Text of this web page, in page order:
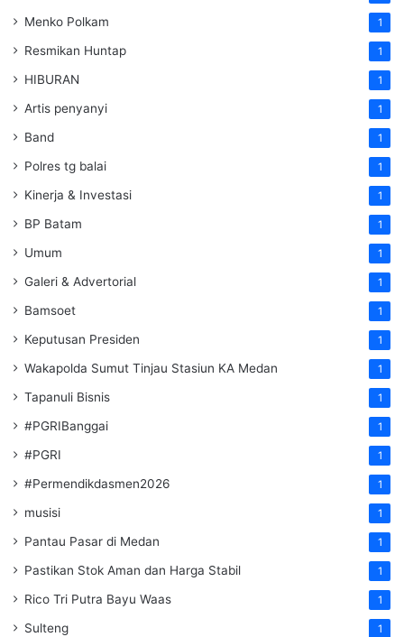
Menko Polkam 1
Resmikan Huntap 1
HIBURAN 1
Artis penyanyi 1
Band 1
Polres tg balai 1
Kinerja & Investasi 1
BP Batam 1
Umum 1
Galeri & Advertorial 1
Bamsoet 1
Keputusan Presiden 1
Wakapolda Sumut Tinjau Stasiun KA Medan 1
Tapanuli Bisnis 1
#PGRIBanggai 1
#PGRI 1
#Permendikdasmen2026 1
musisi 1
Pantau Pasar di Medan 1
Pastikan Stok Aman dan Harga Stabil 1
Rico Tri Putra Bayu Waas 1
Sulteng 1